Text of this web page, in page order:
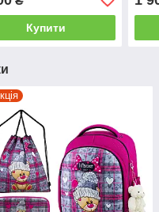
у подарунок)
Купити